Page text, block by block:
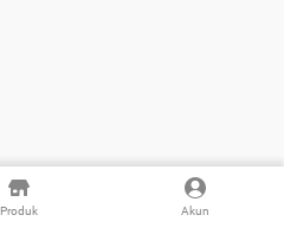
Produk Akun